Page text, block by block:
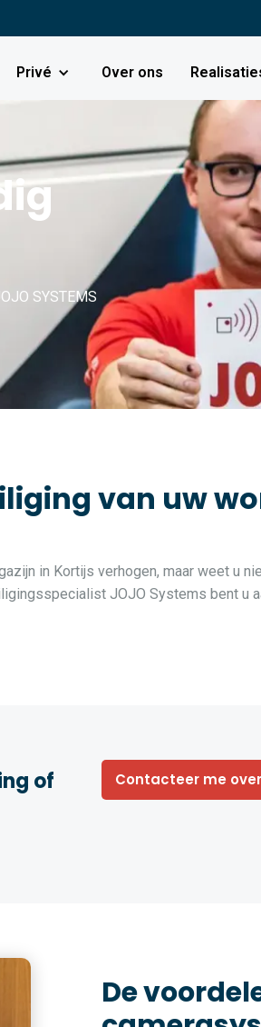
Privé Over ons
SYSTEMS
van uw
in Kortijs verhogen, maar weet u
JOJO Systems bent u
of
Contacteer me
De